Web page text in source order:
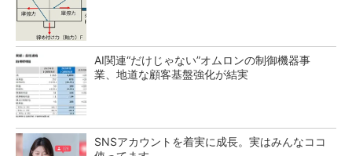
AI関連“だけじゃない”オムロンの制御機器事
業、地道な顧客基盤強化が結実
SNSアカウントを着実に成長。実はみんなココ